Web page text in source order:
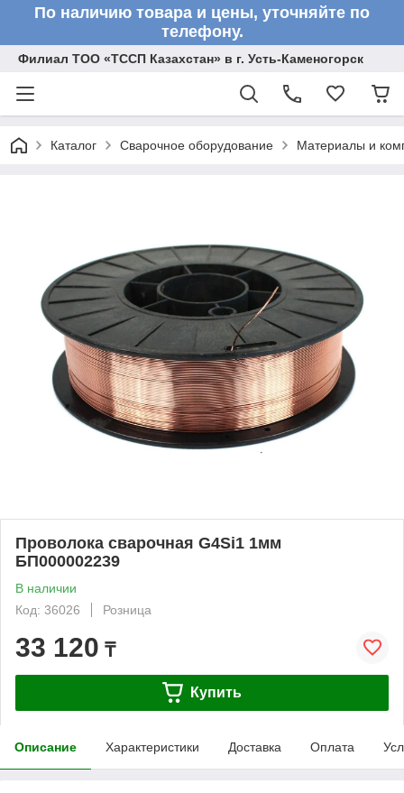
По наличию товара и цены, уточняйте по
телефону.
Филиал ТОО «ТССП Казахстан» в г. Усть-Каменогорск
Каталог Сварочное оборудование Материалы и
Проволока сварочная G4Si1 1мм
БП000002239
В наличии
Код: 36026
Розница
33 120 ₸
Купить
Описание Характеристики Доставка Оплата